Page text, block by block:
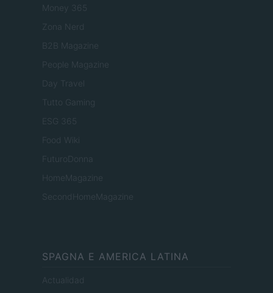
Money 365
Zona Nerd
B2B Magazine
People Magazine
Day Travel
Tutto Gaming
ESG 365
Food Wiki
FuturoDonna
HomeMagazine
SecondHomeMagazine
SPAGNA E AMERICA LATINA
Actualidad